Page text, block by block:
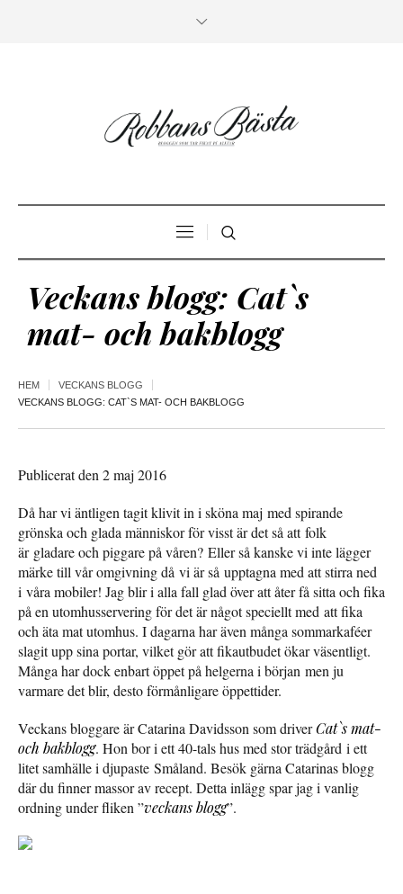
Veckans blogg: Cat`s
mat- och bakblogg
HEM
VECKANS BLOGG
VECKANS BLOGG: CAT`S MAT- OCH BAKBLOGG
Publicerat den 2 maj 2016
Då har vi äntligen tagit klivit in i sköna maj med spirande
grönska och glada människor för visst är det så att folk
är gladare och piggare på våren? Eller så kanske vi inte lägger
märke till vår omgivning då vi är så upptagna med att stirra ned
i våra mobiler! Jag blir i alla fall glad över att åter få sitta och fika
på en utomhusservering för det är något speciellt med att fika
och äta mat utomhus. I dagarna har även många sommarkaféer
slagit upp sina portar, vilket gör att fikautbudet ökar väsentligt.
Många har dock enbart öppet på helgerna i början men ju
varmare det blir, desto förmånligare öppettider.
Veckans bloggare är Catarina Davidsson som driverCat`s mat-
och bakblogg. Hon bor i ett 40-tals hus med stor trädgård i ett
litet samhälle i djupaste Småland. Besök gärna Catarinas blogg
där du finner massor av recept. Detta inlägg spar jag i vanlig
ordning under fliken ”veckans blogg”.